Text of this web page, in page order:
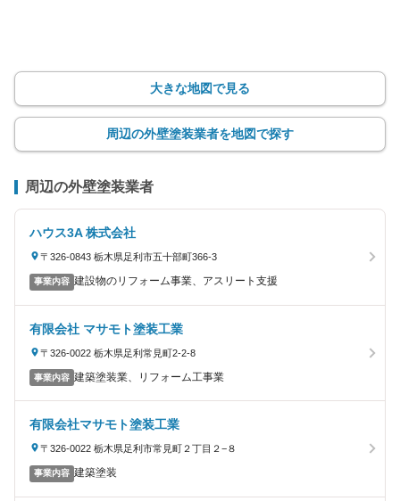
大きな地図で見る
周辺の外壁塗装業者を地図で探す
周辺の外壁塗装業者
ハウス3A 株式会社
〒326-0843 栃木県足利市五十部町366-3
事業内容 建設物のリフォーム事業、アスリート支援
有限会社 マサモト塗装工業
〒326-0022 栃木県足利常見町2-2-8
事業内容 建築塗装業、リフォーム工事業
有限会社マサモト塗装工業
〒326-0022 栃木県足利市常見町２丁目２−８
事業内容 建築塗装